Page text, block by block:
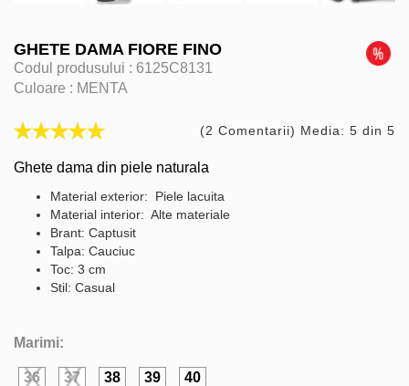
GHETE DAMA FIORE FINO
Codul produsului : 6125C8131
Culoare : MENTA
(2 Comentarii) Media: 5 din 5
Ghete dama din piele naturala
Material exterior: Piele lacuita
Material interior: Alte materiale
Brant: Captusit
Talpa: Cauciuc
Toc: 3 cm
Stil: Casual
Marimi:
36 37 38 39 40